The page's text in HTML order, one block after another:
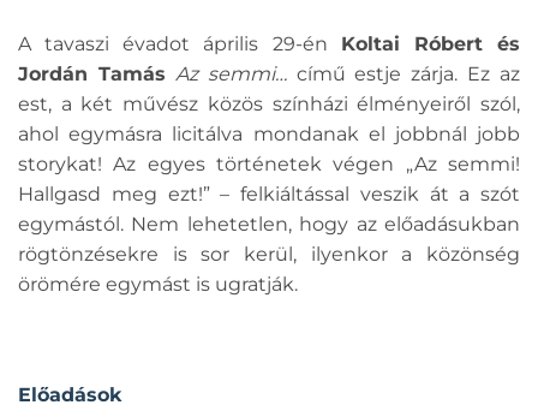
A tavaszi évadot április 29-én Koltai Róbert és
Jordán Tamás Az semmi…című estje zárja. Ez az
est, a két művész közös színházi élményeiről szól,
ahol egymásra licitálva mondanak el jobbnál jobb
storykat! Az egyes történetek végen „Az semmi!
Hallgasd meg ezt!” – felkiáltással veszik át a szót
egymástól. Nem lehetetlen, hogy az előadásukban
rögtönzésekre is sor kerül, ilyenkor a közönség
örömére egymást is ugratják.
Előadások